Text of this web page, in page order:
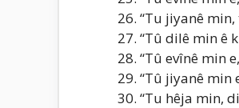
“Tu jiyanê
“Tû dilê min ê
“Tû evînê min
“Tû jiyanê min
“Tu hêja min,